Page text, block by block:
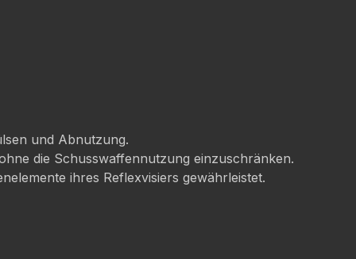
und Abnutzung.
die Schusswaffennutzung einzuschränken.
ihres Reflexvisiers gewährleistet.